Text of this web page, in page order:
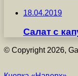
18.04.2019
Салат с
© Copyright 2026,